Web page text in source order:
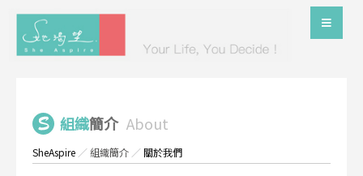
組織簡介 About
SheAspire ／組織簡介 ／關於我們